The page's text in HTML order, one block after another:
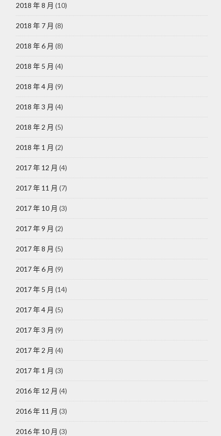
2018 年 8 月 (10)
2018 年 7 月 (8)
2018 年 6 月 (8)
2018 年 5 月 (4)
2018 年 4 月 (9)
2018 年 3 月 (4)
2018 年 2 月 (5)
2018 年 1 月 (2)
2017 年 12 月 (4)
2017 年 11 月 (7)
2017 年 10 月 (3)
2017 年 9 月 (2)
2017 年 8 月 (5)
2017 年 6 月 (9)
2017 年 5 月 (14)
2017 年 4 月 (5)
2017 年 3 月 (9)
2017 年 2 月 (4)
2017 年 1 月 (3)
2016 年 12 月 (4)
2016 年 11 月 (3)
2016 年 10 月 (3)